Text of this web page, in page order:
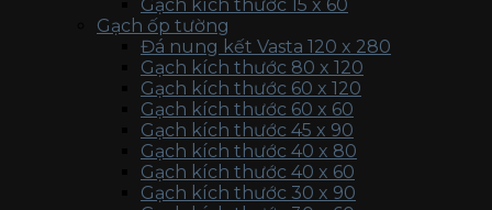
Gạch kích thước 15 x 60
Gạch ốp tường
Đá nung kết Vasta 120 x 280
Gạch kích thước 80 x 120
Gạch kích thước 60 x 120
Gạch kích thước 60 x 60
Gạch kích thước 45 x 90
Gạch kích thước 40 x 80
Gạch kích thước 40 x 60
Gạch kích thước 30 x 90